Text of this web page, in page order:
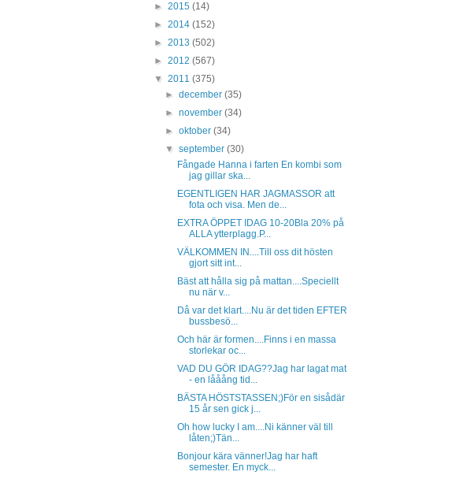
► 2015 (14)
► 2014 (152)
► 2013 (502)
► 2012 (567)
▼ 2011 (375)
►december(35)
►november(34)
►oktober(34)
▼september(30)
Fångade Hanna i farten En kombi som
jag gillar ska...
EGENTLIGEN HAR JAGMASSOR att
fota och visa. Men de...
EXTRA ÖPPET IDAG 10-20Bla 20% på
ALLA ytterplagg.P...
VÄLKOMMEN IN....Till oss dit hösten
gjort sitt int...
Bäst att hålla sig på mattan....Speciellt
nu när v...
Då var det klart....Nu är det tiden EFTER
bussbesö...
Och här är formen....Finns i en massa
storlekar oc...
VAD DU GÖR IDAG??Jag har lagat mat
- en lååång tid...
BÄSTA HÖSTSTASSEN;)För en sisådär
15 år sen gick j...
Oh how lucky I am....Ni känner väl till
låten;)Tän...
Bonjour kära vänner!Jag har haft
semester. En myck...